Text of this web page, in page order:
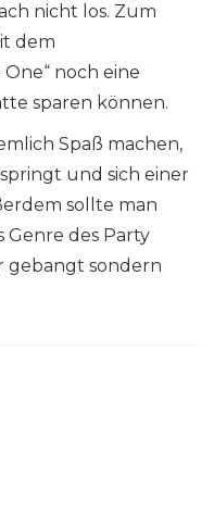
nicht los. Zum
dem
noch eine
sparen können.
Spaß machen,
und sich einer
sollte man
Genre des Party
gebangt sondern